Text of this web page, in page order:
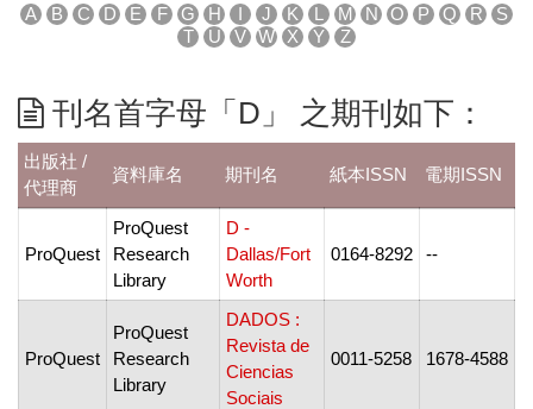
A B C D E F G H I J K L M N O P Q R
S
T
U V W X Y Z
刊名首字母「D」 之期刊如下：
出版社 /
代理商
資料庫名 期刊名 紙本ISSN 電期ISSN
ProQuest
ProQuest
Research
Library
D -
Dallas/Fort
Worth
0164-8292 --
ProQuest
ProQuest
Research
Library
DADOS :
Revista de
Ciencias
Sociais
0011-5258 1678-4588